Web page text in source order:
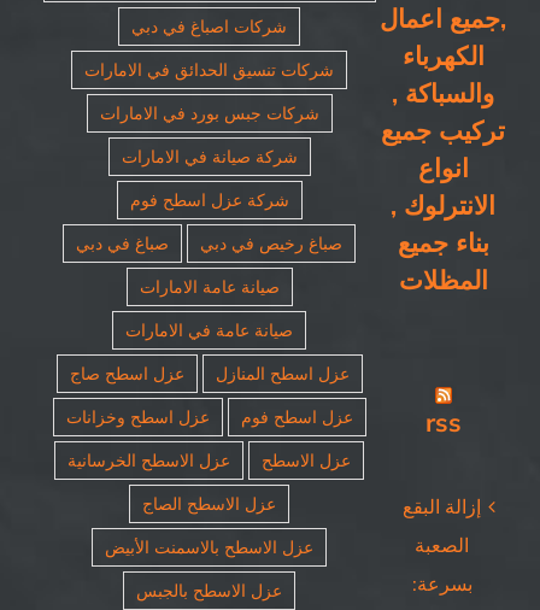
,جميع اعمال
الكهرباء
والسباكة ,
تركيب جميع
انواع
الانترلوك ,
بناء جميع
المظلات
rss
إزالة البقع
الصعبة
بسرعة:
شركات اصباغ في دبي
شركات تنسيق الحدائق في الامارات
شركات جبس بورد في الامارات
شركة صيانة في الامارات
شركة عزل اسطح فوم
صباغ رخيص في دبي
صباغ في دبي
صيانة عامة الامارات
صيانة عامة في الامارات
عزل اسطح المنازل
عزل اسطح صاج
عزل اسطح فوم
عزل اسطح وخزانات
عزل الاسطح
عزل الاسطح الخرسانية
عزل الاسطح الصاج
عزل الاسطح بالاسمنت الأبيض
عزل الاسطح بالجبس